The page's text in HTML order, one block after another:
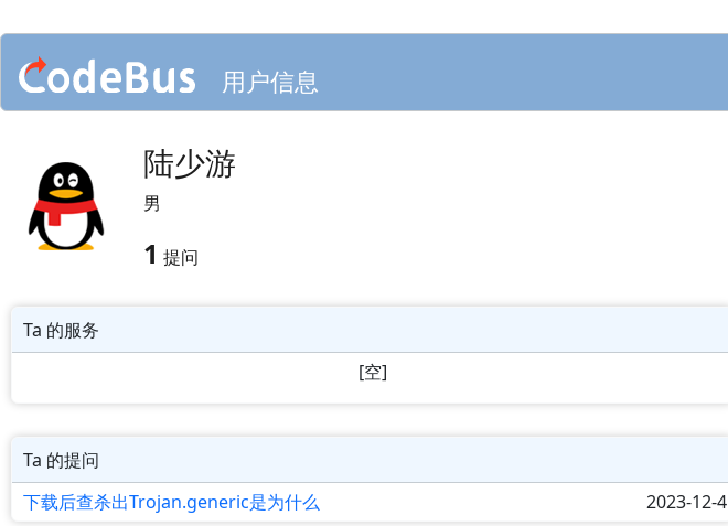
用户信息
陆少游
男
1 提问
Ta 的服务
[空]
Ta 的提问
下载后查杀出Trojan.generic是为什么
2023-12-4